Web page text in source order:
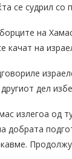
се судрил со
на
качат на
дел
излегоа од
добрата